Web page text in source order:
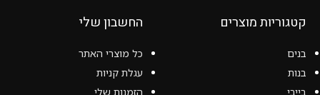
קטגוריות מוצרים
בנים
בנות
בייבי
החשבון שלי
כל מוצרי האתר
עגלת קניות
הזמנות שלי